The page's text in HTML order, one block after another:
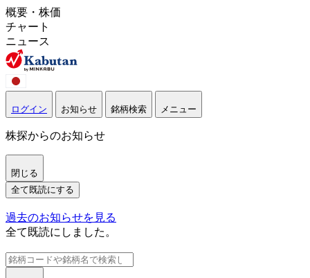
概要・株価
チャート
ニュース
ログイン お知らせ 銘柄検索 メニュー
株探からのお知らせ
閉じる
全て既読にする
過去のお知らせを見る
全て既読にしました。